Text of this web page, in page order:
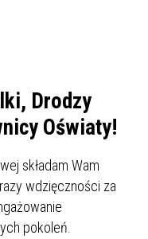
Drodzy
Oświaty!
składam Wam
wdzięczności za
pokoleń.